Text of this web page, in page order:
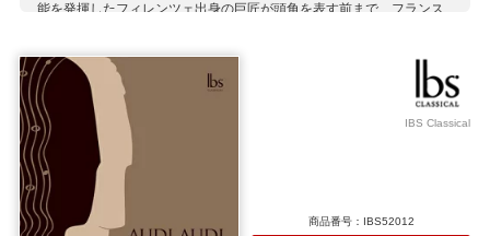
能を発揮したフィレンツェ出身の巨匠が頭角を表す前まで、フランス
伝えたのもその一端でしたが、その17世紀ローマ楽派にも大きな影響
をおよぼし、かつリュリ登場直前に俊才カヴァッリを介してフランス
宮廷音楽の大きな素地にもなったのが、16～17世紀のヴェネツィアの
作曲家たち。政治的な事情からヴェネツィア共和国がフランス王室に
急接近していた当時、かの水の都の分割合唱形式はフォルメーやブジ
ニヤックなどリュリ前夜のフランス教会音楽にも大きな影響を及ぼし
ていました。 そのルーツに立ち返るべく、ヴェネツィアの巨匠ガブリ
エリの作品を中心としたプログラムを、ヴェルサイユ王室礼拝堂の響
きで聴く画期的なアルバムがこちら。しかも演奏陣は近年躍進めざま
IBS Classical
商品番号：IBS52012